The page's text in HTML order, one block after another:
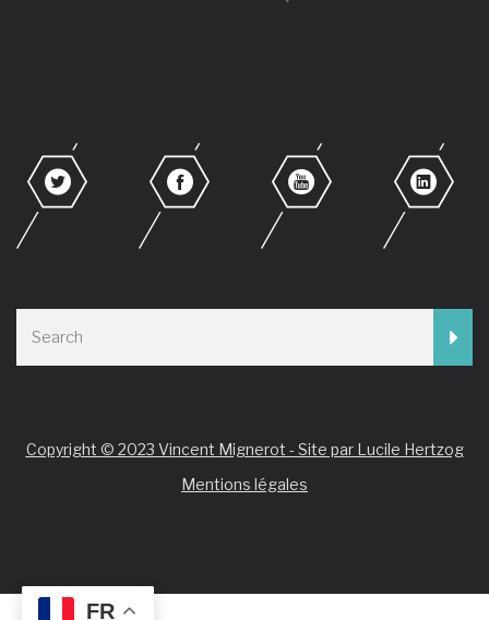
Copyright © 2023 Vincent Mignerot - Site par Lucile Hertzog
Mentions légales
FR